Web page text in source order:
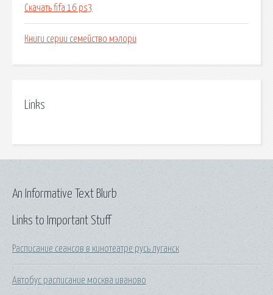
Скачать fifa 16 ps3
Книги серии семейство мэлори
Links
Links to Important Stuff
Расписание сеансов в кинотеатре русь луганск
Автобус расписание москва иваново
An Informative Text Blurb